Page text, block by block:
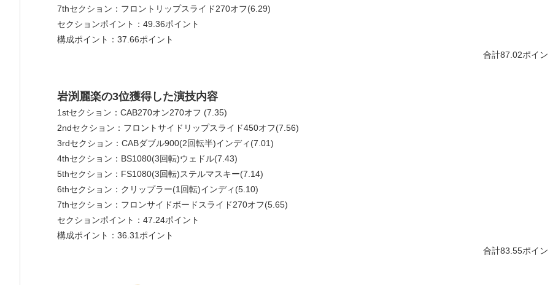
7thセクション：フロントリップスライド270オフ(6.29)
セクションポイント：49.36ポイント
構成ポイント：37.66ポイント
合計87.02ポイン
岩渕麗楽の3位獲得した演技内容
1stセクション：CAB270オン270オフ (7.35)
2ndセクション：フロントサイドリップスライド450オフ(7.56)
3rdセクション：CABダブル900(2回転半)インディ(7.01)
4thセクション：BS1080(3回転)ウェドル(7.43)
5thセクション：FS1080(3回転)ステルマスキー(7.14)
6thセクション：クリップラー(1回転)インディ(5.10)
7thセクション：フロンサイドボードスライド270オフ(5.65)
セクションポイント：47.24ポイント
構成ポイント：36.31ポイント
合計83.55ポイン